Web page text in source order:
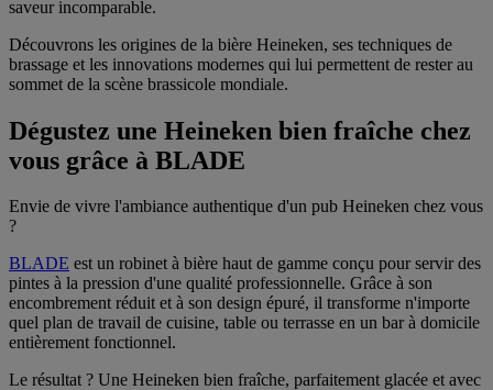
saveur incomparable.
Découvrons les origines de la bière Heineken, ses techniques de
brassage et les innovations modernes qui lui permettent de rester au
sommet de la scène brassicole mondiale.
Dégustez une Heineken bien fraîche chez
vous grâce à BLADE
Envie de vivre l'ambiance authentique d'un pub Heineken chez vous
?
BLADE est un robinet à bière haut de gamme conçu pour servir des
pintes à la pression d'une qualité professionnelle. Grâce à son
encombrement réduit et à son design épuré, il transforme n'importe
quel plan de travail de cuisine, table ou terrasse en un bar à domicile
entièrement fonctionnel.
Le résultat ? Une Heineken bien fraîche, parfaitement glacée et avec